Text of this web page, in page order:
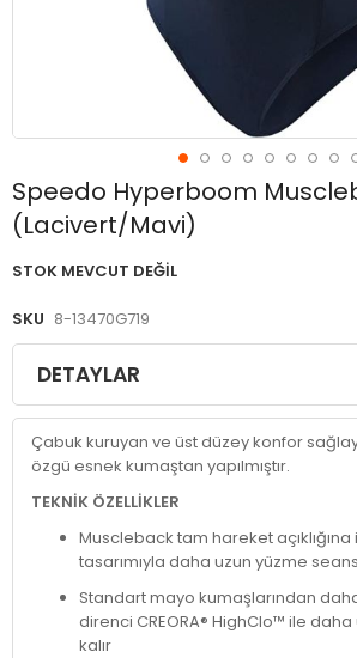
Speedo Hyperboom
(Lacivert/Mavi)
STOK MEVCUT DEĞIL
SKU 8-13470G719
Resim
galerisinin
başlangıcına
DETAYLAR
Çabuk kuruyan ve üst düzey konfor
özgü esnek kumaştan yapılmıştır.
TEKNİK ÖZELLİKLER
Muscleback tam hareket açıklığına
tasarımıyla daha uzun yüzme
Standart mayo kumaşlarından
direnci CREORA® HighClo™ ile
kalır